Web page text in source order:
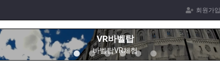
회원가입
3가지 타입별 VR승마체험가능(안전한 VR스포츠 승마체험가능)
VR바벨탑
바벨탑VR체험